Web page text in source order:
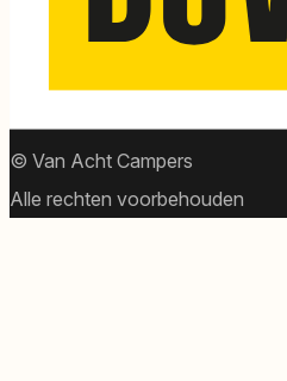
© Van Acht Campers
Alle rechten voorbehouden